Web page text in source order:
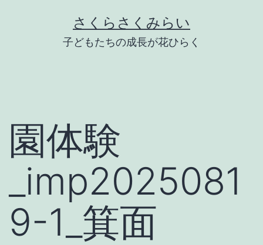
さくらさくみらい
子どもたちの成長が花ひらく
園体験
_imp2025081
9-1_箕面